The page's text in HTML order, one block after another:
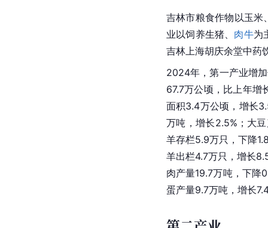
吉林市粮食作物以玉米
业以饲养生猪、 肉牛为
吉林上海胡庆余堂中药
2024年，第一产业增
67.7万公顷，比上年增
面积3.4万公顷，增长
万吨，增长2.5%；大
羊存栏5.9万只，下降
羊出栏4.7万只，增长
肉产量19.7万吨，下降
蛋产量9.7万吨，增长